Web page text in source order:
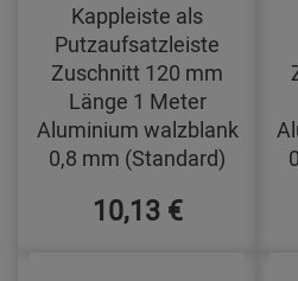
Kappleiste als
Putzaufsatzleiste
Zuschnitt 120 mm
Länge 1 Meter
Aluminium walzblank
0,8 mm (Standard)
10,13 €